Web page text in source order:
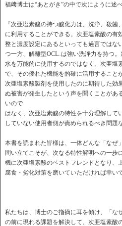
福﨑博士は“あとがき”の中で次にように述べ
『次亜塩素酸の持つ酸化力は、洗浄、殺
に利用することができる。次亜塩素酸の有
整と濃度設定にあるといっても過言ではな
つ一方、解離型OCL–は強い洗浄力を持つ
水を万能的に使用するのではなく、次亜塩
で、その優れた機能を的確に活用すること
次亜塩素酸製剤を使用したのに期待した効
ぬ被害が発生したという声を聞くことがあ
いので
はなく、次亜塩素酸の特性を十分理解して
していない使用者側が責められるべき問題
本書を読まれた皆様は、一体どんな「なぜ
問い立てこそが、次なる特性解明への一歩
機に次亜塩素酸のベストフレンドとなり、
腐食・劣化対策を磨いていただければ幸い
私たちは、博士のご指摘に耳を傾け、「な
の前に現れる課題を解決して、次亜塩素酸